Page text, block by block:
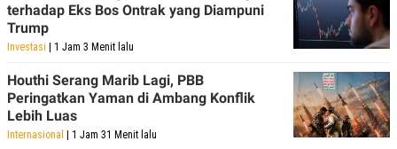
terhadap Eks Bos Ontrak yang Diampuni
Trump
Investasi | 1 Jam 3 Menit lalu
Houthi Serang Marib Lagi, PBB
Peringatkan Yaman di Ambang Konflik
Lebih Luas
Internasional | 1 Jam 31 Menit lalu